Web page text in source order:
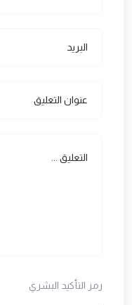
رمز التأكيد البشري